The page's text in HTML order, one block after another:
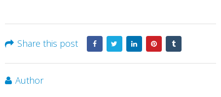
Share this post
Author